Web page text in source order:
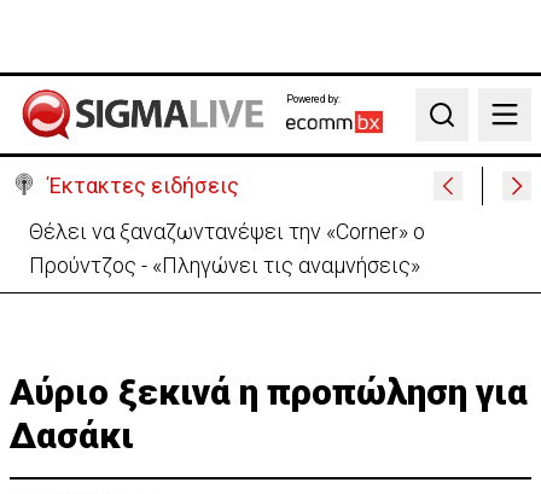
Powered by:
Search
Έκτακτες ειδήσεις
Χειροπέδες σε μοναχό για απόπειρα φόνου-
Μαχαίρωσε στο λαιμό 53χρονο
Αύριο ξεκινά η προπώληση για
Δασάκι